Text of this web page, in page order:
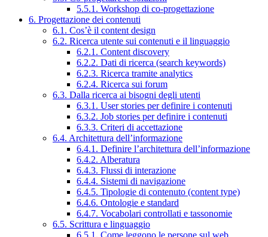
5.5.1. Workshop di co-progettazione
6. Progettazione dei contenuti
6.1. Cos’è il content design
6.2. Ricerca utente sui contenuti e il linguaggio
6.2.1. Content discovery
6.2.2. Dati di ricerca (search keywords)
6.2.3. Ricerca tramite analytics
6.2.4. Ricerca sui forum
6.3. Dalla ricerca ai bisogni degli utenti
6.3.1. User stories per definire i contenuti
6.3.2. Job stories per definire i contenuti
6.3.3. Criteri di accettazione
6.4. Architettura dell’informazione
6.4.1. Definire l’architettura dell’informazione
6.4.2. Alberatura
6.4.3. Flussi di interazione
6.4.4. Sistemi di navigazione
6.4.5. Tipologie di contenuto (content type)
6.4.6. Ontologie e standard
6.4.7. Vocabolari controllati e tassonomie
6.5. Scrittura e linguaggio
6.5.1. Come leggono le persone sul web